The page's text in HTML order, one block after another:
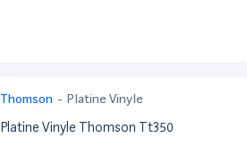
Thomson - Platine Vinyle
Platine Vinyle Thomson Tt350